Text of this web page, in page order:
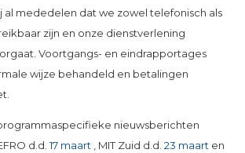
al mededelen dat we zowel telefonisch als
zijn en onze dienstverlening
Voortgangs- en eindrapportages
wijze behandeld en betalingen
nieuwsberichten
d.d.17 maart , MIT Zuid d.d. 23 maart en